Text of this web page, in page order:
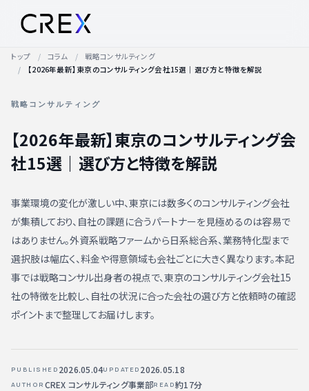
トップ コラム
戦略コンサルティング
【2026年最新】東京のコンサルティング会社15選｜選び方と特徴を解説
戦略コンサルティング
【2026年最新】東京のコンサルティング会
社15選｜選び方と特徴を解説
事業環境の変化が激しい中、東京には数多くのコンサルティング会社
が集積しており、自社の課題に合うパートナーを見極めるのは容易で
はありません。外資系戦略ファームから日系総合系、業務特化型まで
選択肢は幅広く、料金や得意領域も会社ごとに大きく異なります。本記
事では戦略コンサル出身者の視点で、東京のコンサルティング会社15
社の特徴を比較し、自社の状況に合った会社の選び方と依頼時の確認
ポイントまで整理してお届けします。
PUBLISHED 2026.05.04UPDATED 2026.05.18
AUTHOR CREX コンサルティング事業部READ約17分